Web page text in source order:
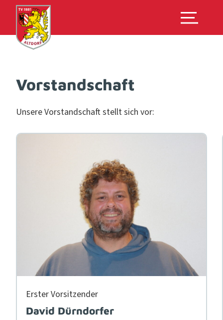
Vorstandschaft
Unsere Vor­stand­schaft stellt sich vor:
Erster Vor­sitzen­der
David Dürndorfer